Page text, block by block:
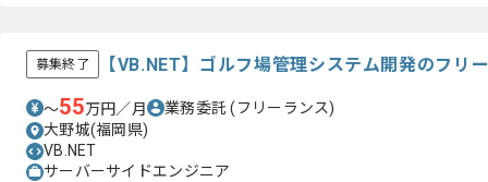
募集終了 【VB.NET】ゴルフ場管理システム開発のフリ
〜55万円／月 業務委託(フリーランス)
大野城(福岡県)
VB.NET
サーバーサイドエンジニア